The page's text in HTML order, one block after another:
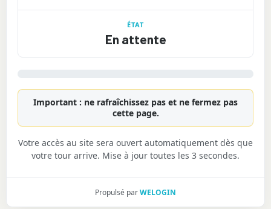
ÉTAT
En attente
Important : ne rafraîchissez pas et ne fermez pas
cette page.
Votre accès au site sera ouvert automatiquement dès que
votre tour arrive. Mise à jour toutes les 3 secondes.
Propulsé parWELOGIN